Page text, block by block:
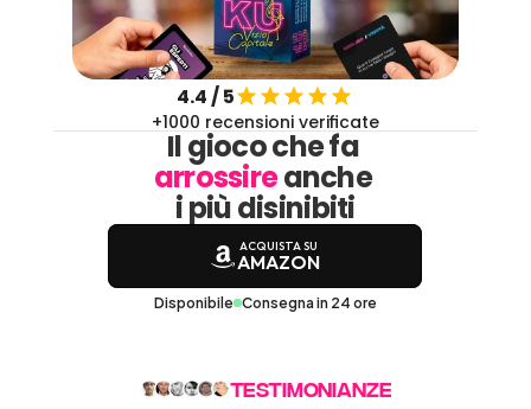
4.4 / 5
+1000 recensioni verificate
Il gioco che fa
arrossireanche
i più disinibiti
ACQUISTA SU
AMAZON
Disponibile Consegna in 24 ore
TESTIMONIANZE